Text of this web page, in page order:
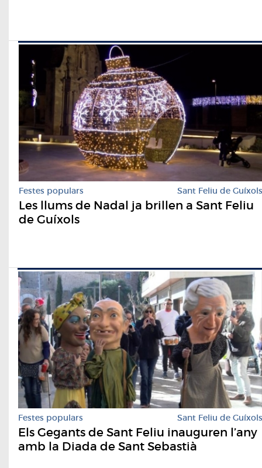
Festes populars Sant Feliu de Guíxols
Les llums de Nadal ja brillen a Sant Feliu
de Guíxols
Festes populars Sant Feliu de Guíxols
Els Gegants de Sant Feliu inauguren l’any
amb la Diada de Sant Sebastià